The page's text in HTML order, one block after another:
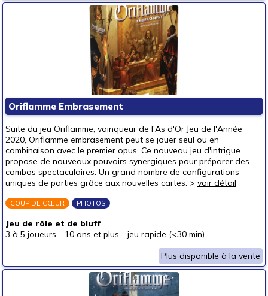
Oriflamme Embrasement
Suite du jeu Oriflamme, vainqueur de l'As d'Or Jeu de l'Année
2020, Oriflamme embrasement peut se jouer seul ou en
combinaison avec le premier opus. Ce nouveau jeu d'intrigue
propose de nouveaux pouvoirs synergiques pour préparer des
combos spectaculaires. Un grand nombre de configurations
uniques de parties grâce aux nouvelles cartes. > voir détail
COUP DE CŒUR PHOTOS
Jeu de rôle et de bluff
3 à 5 joueurs - 10 ans et plus - jeu rapide (<30 min)
Plus disponible à la vente